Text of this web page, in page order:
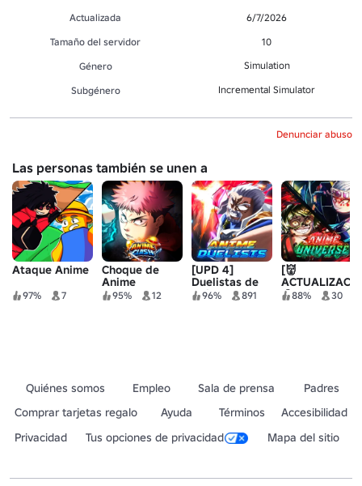
Actualizada
6/7/2026
Tamaño del servidor
10
Género
Simulation
Subgénero Incremental Simulator
Denunciar abuso
Las personas también se unen a
Ataque Anime
97% 7
Choque de
Anime
95% 12
[UPD 4]
Duelistas de
Anime
96% 891
[👹
1] Universo de
88% 30
Quiénes somos Empleo Sala de prensa
Padres
Comprar tarjetas regalo
Ayuda Términos
Accesibilidad
Privacidad
Tus opciones de privacidad Mapa del sitio